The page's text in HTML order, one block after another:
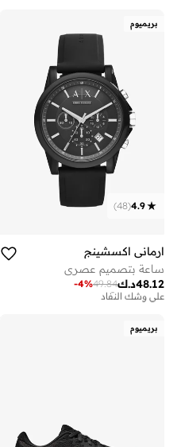
بريميوم
4.9
(
48
)
ارماني اكسشينج
ساعة بتصميم عصري
د.ك48.12
49.84
-4%
توصيل مجاني
على وشك النفاد
بريميوم